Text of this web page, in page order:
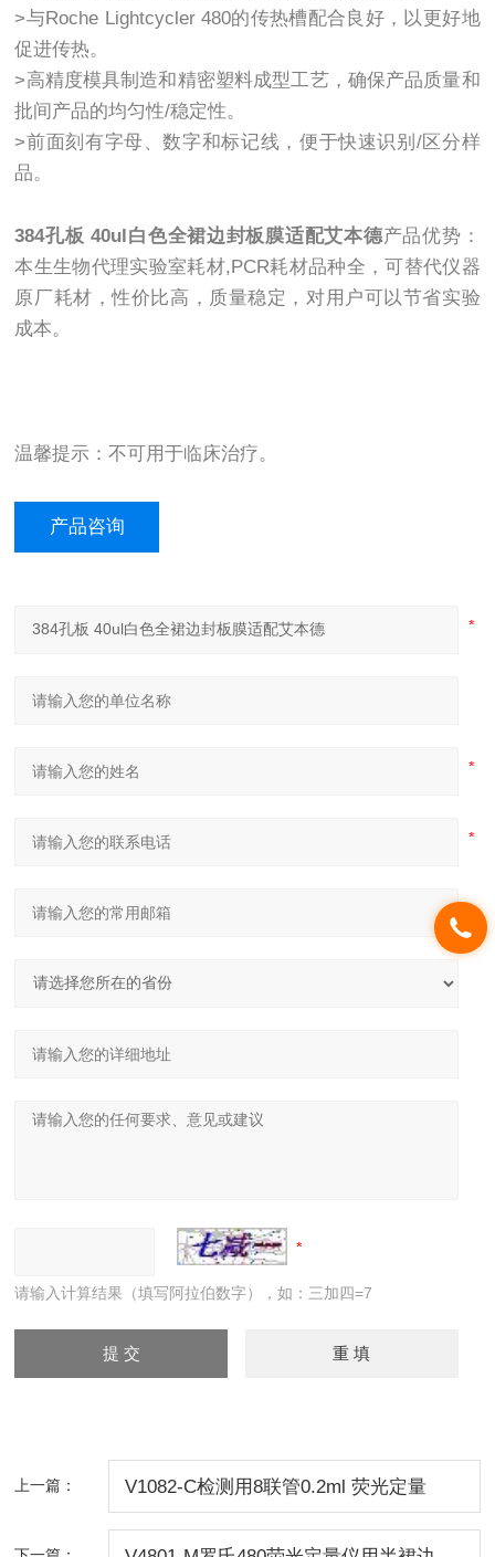
>与Roche Lightcycler 480的传热槽配合良好，以更好地
促进传热。
>高精度模具制造和精密塑料成型工艺，确保产品质量和
批间产品的均匀性/稳定性。
>前面刻有字母、数字和标记线，便于快速识别/区分样
品。
384孔板 40ul白色全裙边封板膜适配艾本德产品优势：
本生生物代理实验室耗材,PCR耗材品种全，可替代仪器
原厂耗材，性价比高，质量稳定，对用户可以节省实验
成本。
温馨提示：不可用于临床治疗。
产品咨询
请输入计算结果（填写阿拉伯数字），如：三加四=7
上一篇： V1082-C检测用8联管0.2ml 荧光定量